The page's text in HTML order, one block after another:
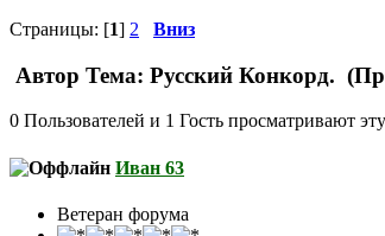
Страницы: [1] 2 Вниз
Автор Тема: Русский Конкорд.
0 Пользователей и 1 Гость просматривают
Иван 63
Ветеран форума